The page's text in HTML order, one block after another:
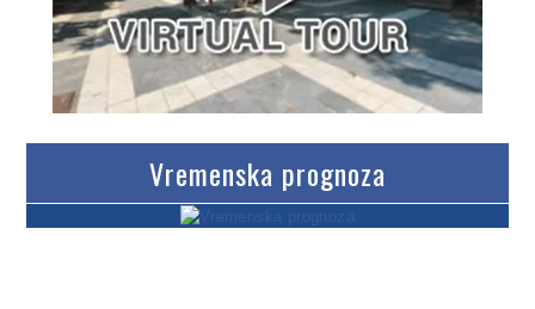
Vremenska prognoza